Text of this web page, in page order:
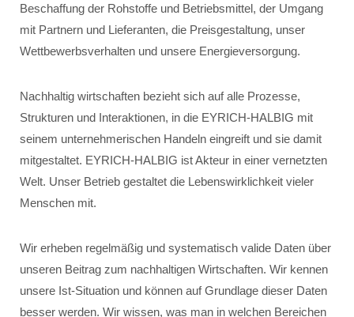
Beschaffung der Rohstoffe und Betriebsmittel, der Umgang
mit Partnern und Lieferanten, die Preisgestaltung, unser
Wettbewerbsverhalten und unsere Energieversorgung.
Nachhaltig wirtschaften bezieht sich auf alle Prozesse,
Strukturen und Interaktionen, in die EYRICH-HALBIG mit
seinem unternehmerischen Handeln eingreift und sie damit
mitgestaltet. EYRICH-HALBIG ist Akteur in einer vernetzten
Welt. Unser Betrieb gestaltet die Lebenswirklichkeit vieler
Menschen mit.
Wir erheben regelmäßig und systematisch valide Daten über
unseren Beitrag zum nachhaltigen Wirtschaften. Wir kennen
unsere Ist-Situation und können auf Grundlage dieser Daten
besser werden. Wir wissen, was man in welchen Bereichen